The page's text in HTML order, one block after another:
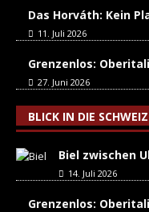
Das Horváth: Kein
11. Juli 2026
Grenzenlos:
27. Juni 2026
BLICK IN DIE SCHWEIZ
Biel zwischen
14. Juli 2026
Grenzenlos: